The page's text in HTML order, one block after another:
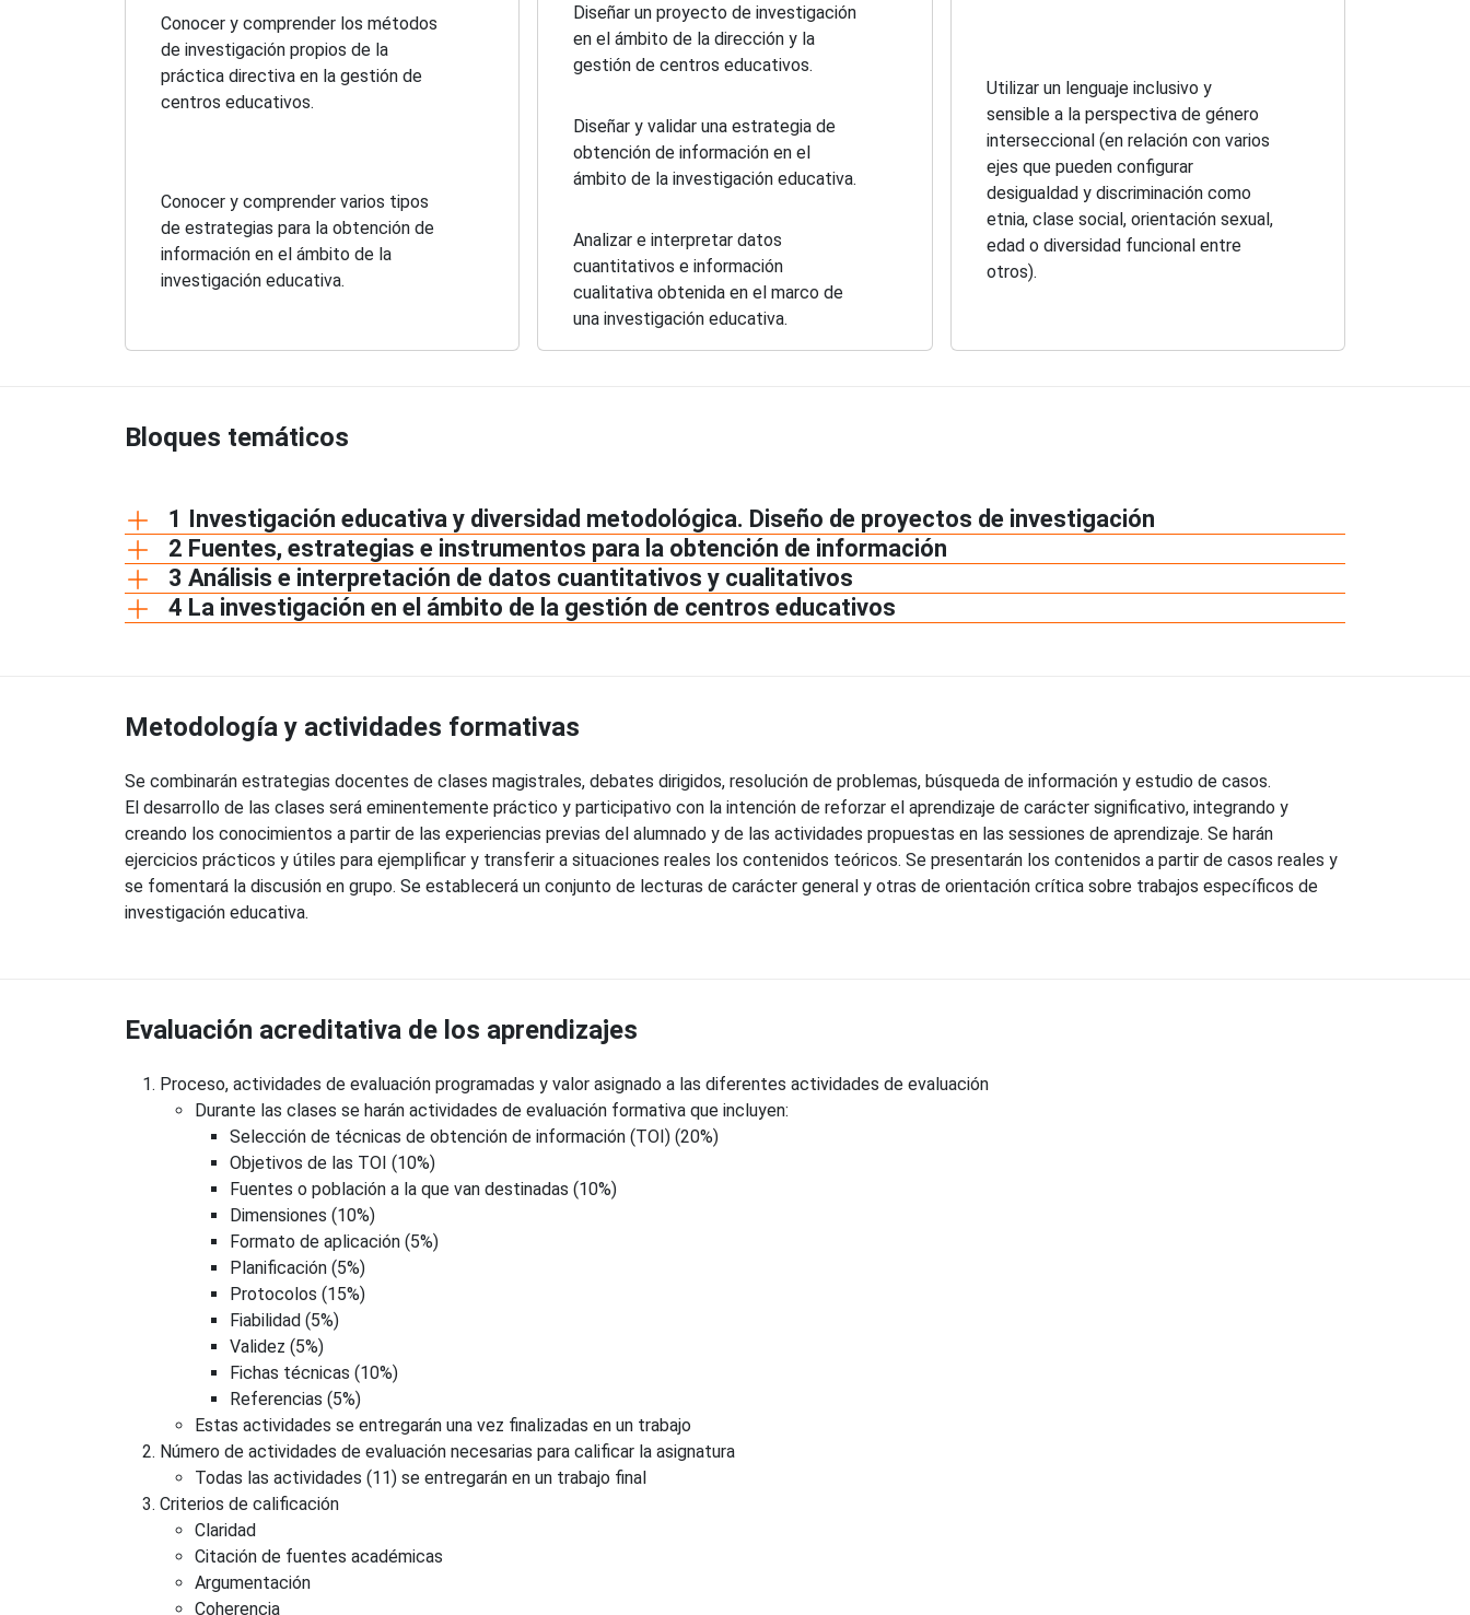
Conocer y comprender los métodos
de investigación propios de la
práctica directiva en la gestión de
centros educativos.
Conocer y comprender varios tipos
de estrategias para la obtención de
información en el ámbito de la
investigación educativa.
Diseñar un proyecto de investigación
en el ámbito de la dirección y la
gestión de centros educativos.
Diseñar y validar una estrategia de
obtención de información en el
ámbito de la investigación educativa.
Analizar e interpretar datos
cuantitativos e información
cualitativa obtenida en el marco de
una investigación educativa.
Utilizar un lenguaje inclusivo y
sensible a la perspectiva de género
interseccional (en relación con varios
ejes que pueden configurar
desigualdad y discriminación como
etnia, clase social, orientación sexual,
edad o diversidad funcional entre
otros).
Bloques temáticos
1 Investigación educativa y diversidad metodológica. Diseño de proyectos de investigación
2 Fuentes, estrategias e instrumentos para la obtención de información
3 Análisis e interpretación de datos cuantitativos y cualitativos
4 La investigación en el ámbito de la gestión de centros educativos
Metodología y actividades formativas
Se combinarán estrategias docentes de clases magistrales, debates dirigidos, resolución de problemas, búsqueda de información y estudio de casos.
El desarrollo de las clases será eminentemente práctico y participativo con la intención de reforzar el aprendizaje de carácter significativo, integrando y
creando los conocimientos a partir de las experiencias previas del alumnado y de las actividades propuestas en las sessiones de aprendizaje. Se harán
ejercicios prácticos y útiles para ejemplificar y transferir a situaciones reales los contenidos teóricos. Se presentarán los contenidos a partir de casos reales y
se fomentará la discusión en grupo. Se establecerá un conjunto de lecturas de carácter general y otras de orientación crítica sobre trabajos específicos de
investigación educativa.
Evaluación acreditativa de los aprendizajes
Proceso, actividades de evaluación programadas y valor asignado a las diferentes actividades de evaluación
Durante las clases se harán actividades de evaluación formativa que incluyen:
Selección de técnicas de obtención de información (TOI) (20%)
Objetivos de las TOI (10%)
Fuentes o población a la que van destinadas (10%)
Dimensiones (10%)
Formato de aplicación (5%)
Planificación (5%)
Protocolos (15%)
Fiabilidad (5%)
Validez (5%)
Fichas técnicas (10%)
Referencias (5%)
Estas actividades se entregarán una vez finalizadas en un trabajo
Número de actividades de evaluación necesarias para calificar la asignatura
Todas las actividades (11) se entregarán en un trabajo final
Criterios de calificación
Claridad
Citación de fuentes académicas
Argumentación
Coherencia